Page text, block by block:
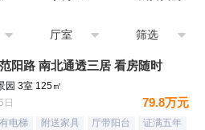
厅室 筛选
阳路 南北通透三居 看房随时
园 3室 125㎡
79.8万元
有电梯 附送家具 厅带阳台 证满五年